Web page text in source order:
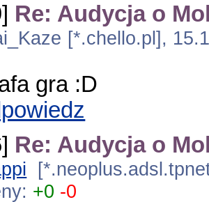
Re: Audycja o
[*.chello.pl],
gra :D
Re: Audycja o
+0 -0